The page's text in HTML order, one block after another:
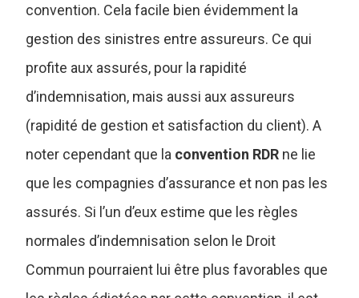
convention. Cela facile bien évidemment la
gestion des sinistres entre assureurs. Ce qui
profite aux assurés, pour la rapidité
d’indemnisation, mais aussi aux assureurs
(rapidité de gestion et satisfaction du client). A
noter cependant que la convention RDR ne lie
que les compagnies d’assurance et non pas les
assurés. Si l’un d’eux estime que les règles
normales d’indemnisation selon le Droit
Commun pourraient lui être plus favorables que